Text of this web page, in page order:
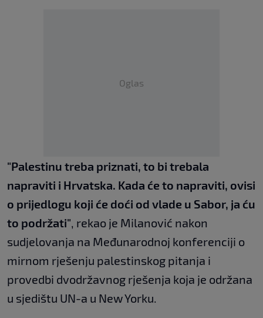
Oglas
"Palestinu treba priznati, to bi trebala
napraviti i Hrvatska. Kada će to napraviti, ovisi
o prijedlogu koji će doći od vlade u Sabor, ja ću
to podržati" , rekao je Milanović nakon
sudjelovanja na Međunarodnoj konferenciji o
mirnom rješenju palestinskog pitanja i
provedbi dvodržavnog rješenja koja je održana
u sjedištu UN-a u New Yorku.